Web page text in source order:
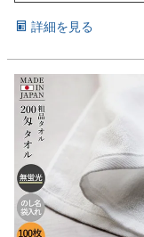
詳細を見る